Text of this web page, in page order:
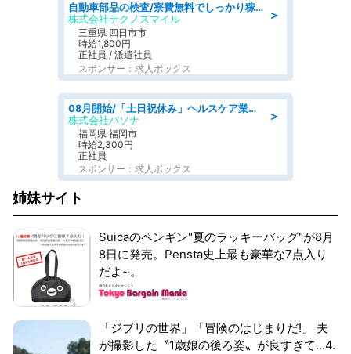
＞
自動車部品の検査/寮費無料でしっかり稼げる denso aichi
株式会社テクノスマイル
三重県 四日市市
時給1,800円
正社員 / 派遣社員
スポンサー：求人ボックス
＞
08月開始/「土日祝休み」ヘルスケア業界の産業保健師/高時給/未経験OK/要資格:保健師、正看護師
株式会社パソナ
福岡県 福岡市
時給2,300円
正社員
スポンサー：求人ボックス
姉妹サイト
Suicaのペンギン"夏のラッキーバッグ"が8月
8日に発売。Pensta史上最も豪華な7点入り
だよ~。
「ジブリの世界」「冒険のはじまりだ!」 夫
が撮影した〝1歳娘の後ろ姿〟が良すぎて...4.